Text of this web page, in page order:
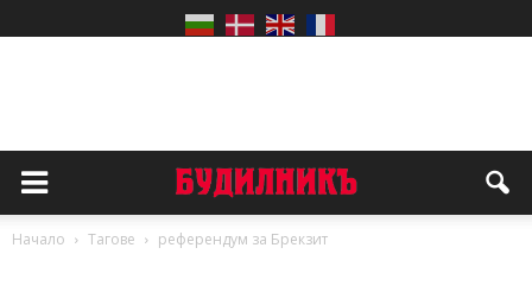
Начало Тагове референдум за Брекзит